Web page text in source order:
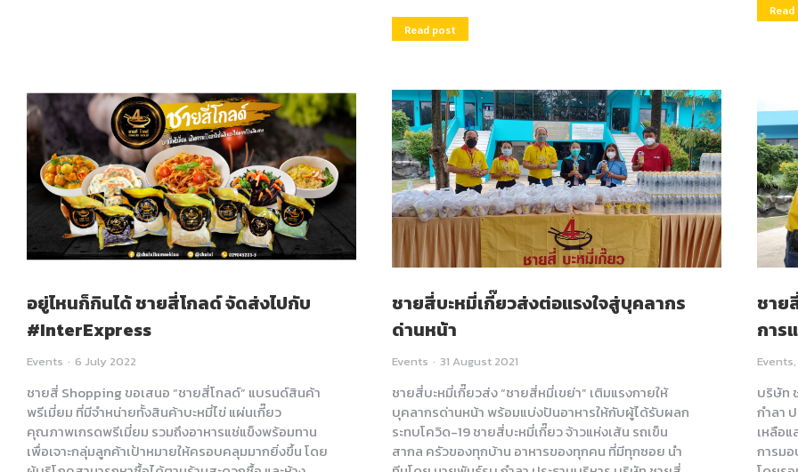
Read post
อยู่ไหนก็กินได้ ชายสี่โกลด์ จัดส่งไปกับ
#InterExpress
Events 6 July 2022
ชายสี่ Shopping ขอเสนอ “ชายสี่โกลด์” แบรนด์สินค้า
พรีเมี่ยม ที่มีจำหน่ายทั้งสินค้าบะหมี่ไข่ แผ่นเกี๊ยว
คุณภาพเกรดพรีเมี่ยม รวมถึงอาหารแช่แข็งพร้อมทาน
เพื่อเจาะกลุ่มลูกค้าเป้าหมายให้ครอบคลุมมากยิ่งขึ้น โดย
ชายสี่บะหมี่เกี๊ยวส่งต่อแรงใจสู่บุคลากร
ด่านหน้า
Events 31 August 2021
ชายสี่บะหมี่เกี๊ยวส่ง “ชายสี่หมี่เขย่า” เติมแรงกายให้
บุคลากรด่านหน้า พร้อมแบ่งปันอาหารให้กับผู้ได้รับผลก
ระทบโควิด-19 ชายสี่บะหมี่เกี๊ยว จ้าวแห่งเส้น รถเข็น
สากล ครัวของทุกบ้าน อาหารของทุกคน ที่มีทุกซอย นำ
ชาย
การ
Events,
บริษัท
กำลา
เหลือ
การม